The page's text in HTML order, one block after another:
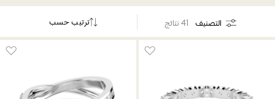
التصنيف 41 نتائج ترتيب حسب